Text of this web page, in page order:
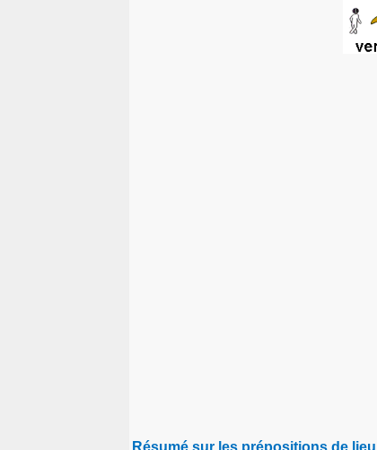
Résumé sur les prépositions de